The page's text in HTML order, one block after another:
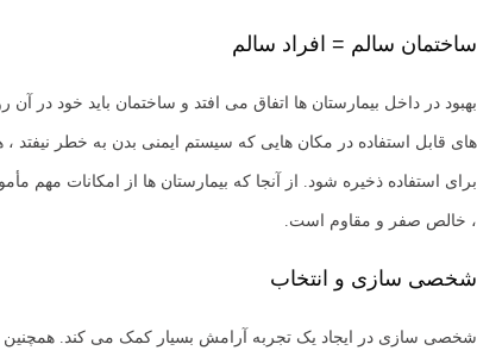
ساختمان سالم = افراد سالم
بهبود در داخل بیمارستان ها اتفاق می افتد و ساختمان باید خود
های قابل استفاده در مکان هایی که سیستم ایمنی بدن به خطر نیفتد
برای استفاده ذخیره شود. از آنجا که بیمارستان ها از امکانات مهم
، خالص صفر و مقاوم است.
شخصی سازی و انتخاب
شخصی سازی در ایجاد یک تجربه آرامش بسیار کمک می کند. همچنین به